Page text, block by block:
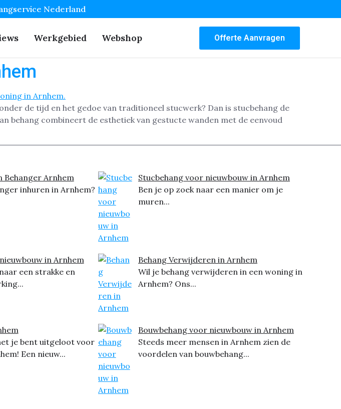
Nederland
Werkgebied Webshop Offerte Aanvragen
de tijd en het gedoe van traditioneel stucwerk? Dan is stucbehang de
behang combineert de esthetiek van gestucte wanden met de eenvoud
Behanger Arnhem
inhuren in Arnhem?
in Arnhem
een strakke en
je bent uitgeloot voor
Een nieuw...
Stucbehang voor nieuwbouw in Arnhem
Ben je op zoek naar een manier om je
muren...
Behang Verwijderen in Arnhem
Wil je behang verwijderen in een woning in
Arnhem? Ons...
Bouwbehang voor nieuwbouw in Arnhem
Steeds meer mensen in Arnhem zien de
voordelen van bouwbehang...